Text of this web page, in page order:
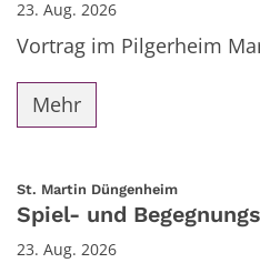
23. Aug. 2026
Vortrag im Pilgerheim
Mehr
St. Martin Düngenheim:
Spiel- und
23. Aug. 2026